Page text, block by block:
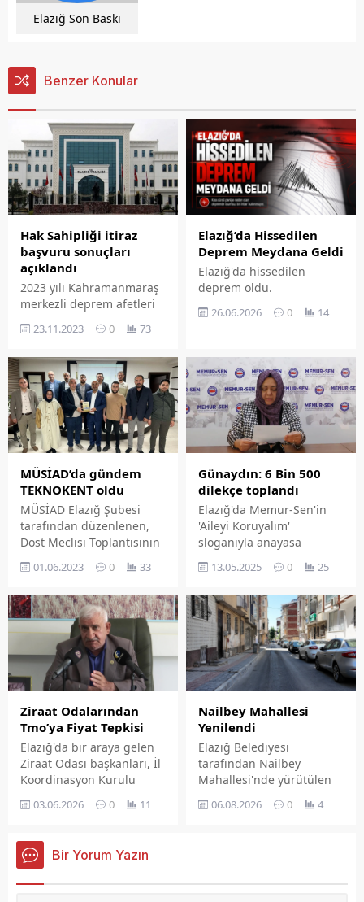
Elazığ Son Baskı
Benzer Konular
Hak Sahipliği itiraz
başvuru sonuçları
açıklandı
2023 yılı Kahramanmaraş
merkezli deprem afetleri
sonrası Elazığ hak
sahipliği itiraz başvuru
23.11.2023 0 73
Elazığ’da Hissedilen
Deprem Meydana Geldi
Elazığ'da hissedilen
deprem oldu.
26.06.2026 0 14
MÜSİAD’da gündem
TEKNOKENT oldu
MÜSİAD Elazığ Şubesi
tarafından düzenlenen,
Dost Meclisi Toplantısının
Teknokent çalışmaları ve
01.06.2023 0 33
Günaydın: 6 Bin 500
dilekçe toplandı
Elazığ'da Memur-Sen'in
'Aileyi Koruyalım'
sloganıyla anayasa
imza kampanyası sona
13.05.2025 0 25
Ziraat Odalarından
Tmo’ya Fiyat Tepkisi
Elazığ'da bir araya gelen
Ziraat Odası başkanları, İl
Koordinasyon Kurulu
Toplantısı'nın ardından
Toprak Mahsulleri
ve arpa alım fiyatlarına
tepki gösterdi. Üretim
03.06.2026 0 11
Nailbey Mahallesi
Yenilendi
Elazığ Belediyesi
tarafından Nailbey
Mahallesi'nde yürütülen
asfalt ve kaldırım
yenileme çalışmaları
06.08.2026 0 4
Bir Yorum Yazın